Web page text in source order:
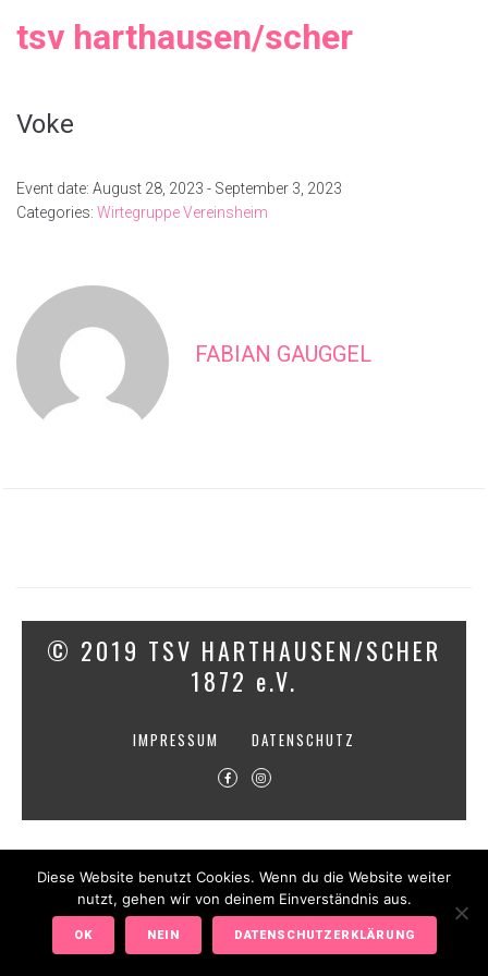
tsv harthausen/scher
Voke
Event date: August 28, 2023 - September 3, 2023
Categories: Wirtegruppe Vereinsheim
FABIAN GAUGGEL
© 2019 TSV HARTHAUSEN/SCHER
1872 e.V.
IMPRESSUM DATENSCHUTZ
Diese Website benutzt Cookies. Wenn du die Website weiter
nutzt, gehen wir von deinem Einverständnis aus.
OK NEIN DATENSCHUTZERKLÄRUNG